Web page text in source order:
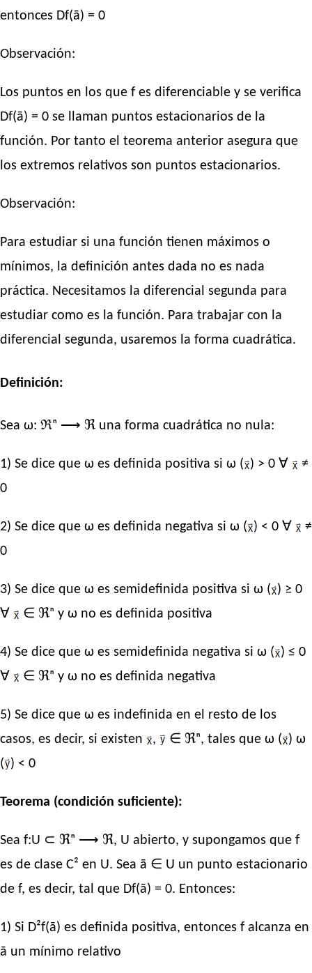
entonces Df(ā) = 0
Observación:
Los puntos en los que f es diferenciable y se verifica
Df(ā) = 0 se llaman puntos estacionarios de la
función. Por tanto el teorema anterior asegura que
los extremos relativos son puntos estacionarios.
Observación:
Para estudiar si una función tienen máximos o
mínimos, la definición antes dada no es nada
práctica. Necesitamos la diferencial segunda para
estudiar como es la función. Para trabajar con la
diferencial segunda, usaremos la forma cuadrática.
Definición:
Sea ω: ℜⁿ ⟶ ℜ una forma cuadrática no nula:
1) Se dice que ω es definida positiva si ω ( ) > 0 ∀
≠
0
2) Se dice que ω es definida negativa si ω ( ) < 0 ∀
≠
0
3) Se dice que ω es semidefinida positiva si ω ( ) ≥ 0
∀
∈ ℜⁿ y ω no es definida positiva
4) Se dice que ω es semidefinida negativa si ω ( ) ≤ 0
∀
∈ ℜⁿ y ω no es definida negativa
5) Se dice que ω es indefinida en el resto de los
casos, es decir, si existen
, ∈ ℜⁿ, tales que ω ( ) ω
( ) < 0
Teorema (condición suficiente):
Sea f:U ⊂ ℜⁿ ⟶ ℜ, U abierto, y supongamos que f
es de clase C² en U. Sea ā ∈ U un punto estacionario
de f, es decir, tal que Df(ā) = 0. Entonces:
1) Si D²f(ā) es definida positiva, entonces f alcanza en
ā un mínimo relativo